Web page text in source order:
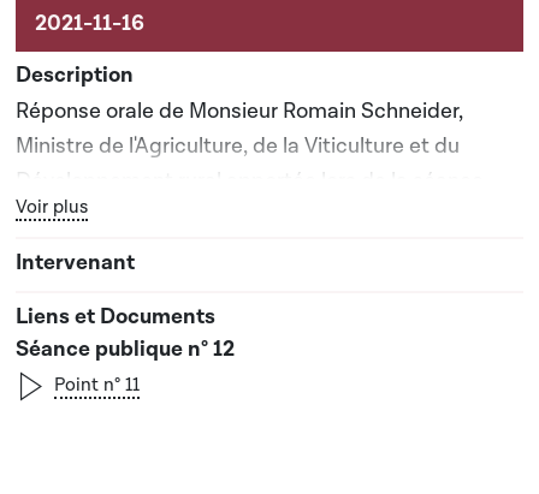
Réponse orale de Monsieur Romain Schneider,
Ministre de l'Agriculture, de la Viticulture et du
Développement rural apportée lors de la séance
publique n°12
Bouton graphique servant à afficher ou cacher tous les
Voir plus
Séance publique n° 12
Point n° 11